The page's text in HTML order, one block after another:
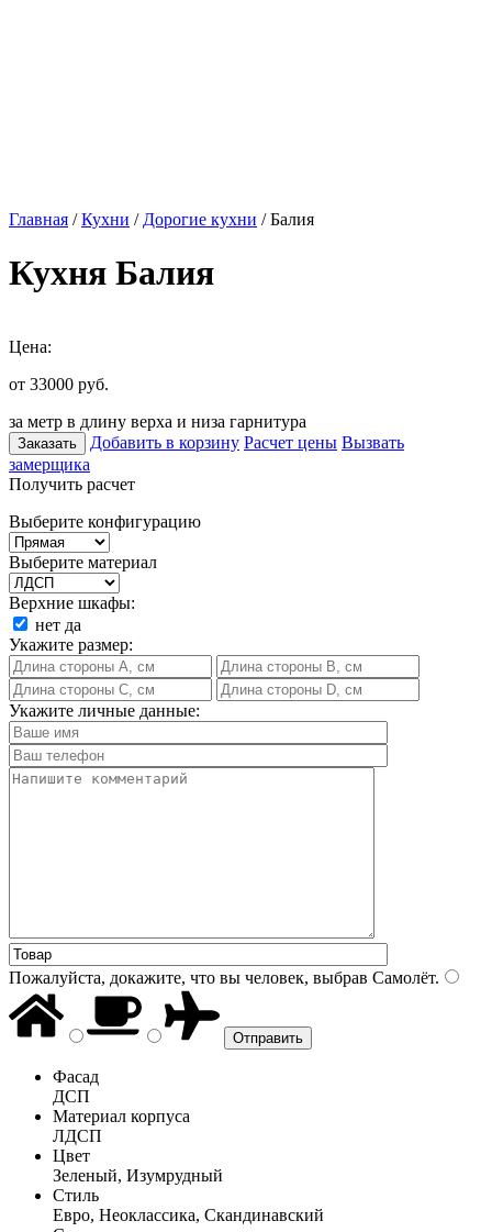
Главная /Кухни / Дорогие кухни / Балия
Кухня Балия
Цена:
от 33000 руб.
за метр в длину верха и низа гарнитура
Заказать Добавить в корзину Расчет цены Вызвать
замерщика
Получить расчет
Выберите конфигурацию
Выберите материал
Верхние шкафы:
нет да
Укажите размер:
Укажите личные данные:
Пожалуйста, докажите, что вы человек, выбрав Самолёт.
Фасад
ДСП
Материал корпуса
ЛДСП
Цвет
Зеленый, Изумрудный
Стиль
Евро, Неоклассика, Скандинавский